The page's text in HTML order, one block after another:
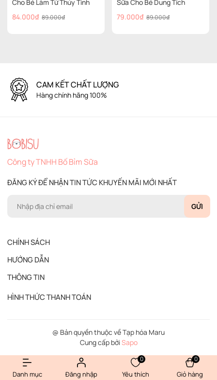
Danh mục Đăng nhập
0
Yêu thích
0
Giỏ hàng
Cho Bé Làm Từ Thủy Tinh
[Mua 2 Bình Tặng Cổ Trắng,
84.000₫ 89.000₫
Sữa Cho Bé Dung Tích
Tặng Cổ Trắng, Ty, Nắp Đậy
79.000₫ 89.000₫
CAM KẾT CHẤT LƯỢNG
Hàng chính hãng 100%
Công ty TNHH Bố Bỉm Sữa
ĐĂNG KÝ ĐỂ NHẬN TIN TỨC KHUYẾN MÃI MỚI NHẤT
GỬI
CHÍNH SÁCH
HƯỚNG DẪN
THÔNG TIN
HÌNH THỨC THANH TOÁN
@ Bản quyền thuộc về Tạp hóa Maru
Cung cấp bởiSapo